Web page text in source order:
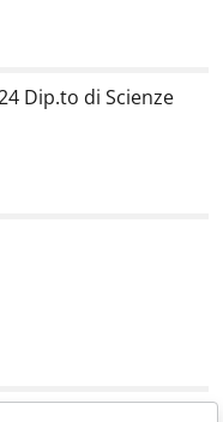
Dip.to di Scienze